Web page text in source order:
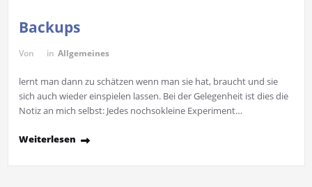
Backups
Von in Allgemeines
lernt man dann zu schätzen wenn man sie hat, braucht und sie
sich auch wieder einspielen lassen. Bei der Gelegenheit ist dies die
Notiz an mich selbst: Jedes nochsokleine Experiment…
Weiterlesen